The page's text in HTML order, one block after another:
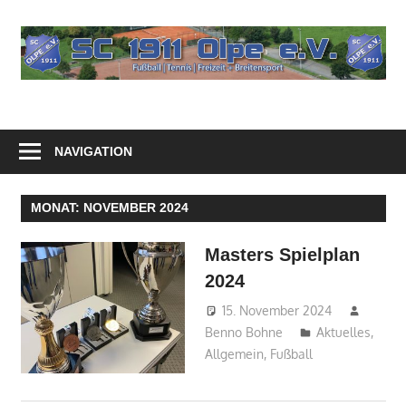
Inhalt
springen
NAVIGATION
MONAT: NOVEMBER 2024
Masters Spielplan
2024
15. November 2024
Benno Bohne
Aktuelles,
Allgemein, Fußball